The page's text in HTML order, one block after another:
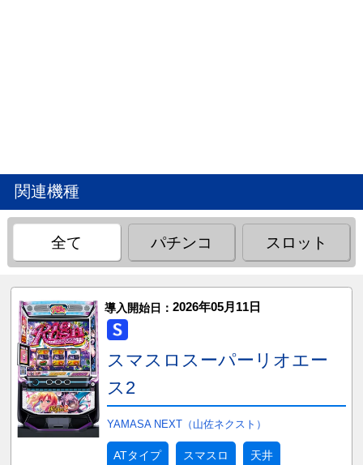
関連機種
全て パチンコ スロット
導入開始日： 2026年05月11日
スマスロスーパーリオエー
ス2
YAMASA NEXT（山佐ネクスト）
ATタイプ スマスロ 天井